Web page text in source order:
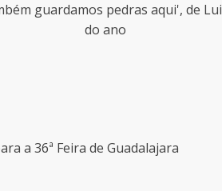
guardamos pedras aqui', de
do ano
a 36ª Feira de Guadalajara